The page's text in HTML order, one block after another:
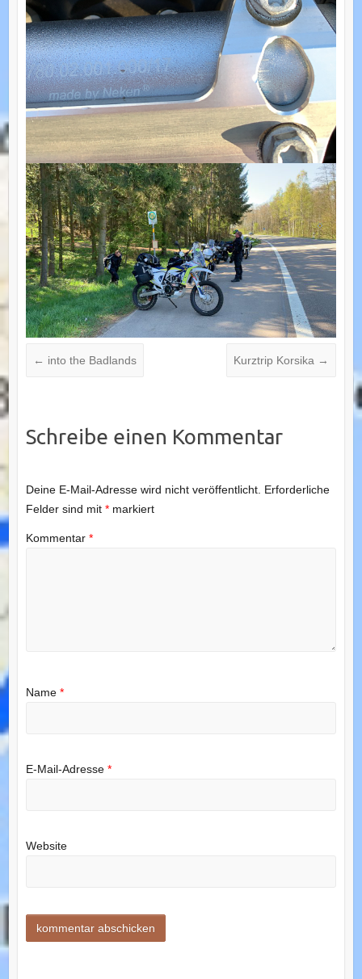
← into the Badlands Kurztrip Korsika →
Schreibe einen Kommentar
Deine E-Mail-Adresse wird nicht veröffentlicht. Erforderliche
Felder sind mit *markiert
Kommentar *
Name *
E-Mail-Adresse *
Website